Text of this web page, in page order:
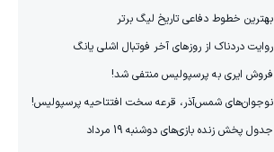
بهترین خطوط دفاعی تاریخ لیگ برتر
روایت دردناک از روزهای آخر فوتبال اشلی یانگ
فروش ایری به پرسپولیس منتفی شد!
نوجوان‌های شمس‌آذر، قرعه سخت افتتاحیه پرسپولیس!
جدول پخش زنده بازی‌های دوشنبه 19 مرداد